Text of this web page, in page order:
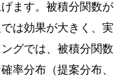
ます。被積分関数が
は効果が大きく、実
グでは、被積分関数
率分布（提案分布、